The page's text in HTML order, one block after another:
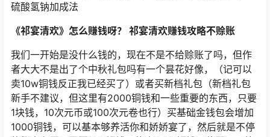
硫酸氢钠加成法
《祁宴清欢》怎么赚钱呀？ 祁宴清欢赚钱攻略不赊账
我们一开始是没什么钱的，现在不是不给赊账了吗，但作
者大大不是出了个中秋礼包吗有一个昙花好像，（记可以
卖10w铜钱反正我已经买了）或者买新档礼包（新档礼包
新手不建议，但这里有2000铜钱和一些重要的东西，只要
1块钱，10次元币或100次元卷也行）买基础金钱包会增加
1000铜钱，可以基本够养活你和娇娇宴了，然后就是不停